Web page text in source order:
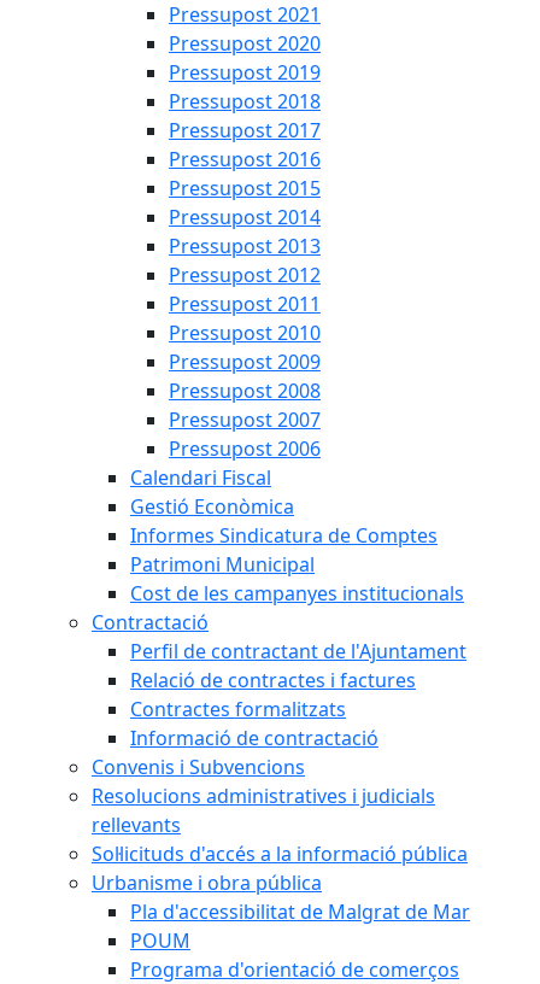
Pressupost 2021
Pressupost 2020
Pressupost 2019
Pressupost 2018
Pressupost 2017
Pressupost 2016
Pressupost 2015
Pressupost 2014
Pressupost 2013
Pressupost 2012
Pressupost 2011
Pressupost 2010
Pressupost 2009
Pressupost 2008
Pressupost 2007
Pressupost 2006
Calendari Fiscal
Gestió Econòmica
Informes Sindicatura de Comptes
Patrimoni Municipal
Cost de les campanyes institucionals
Contractació
Perfil de contractant de l'Ajuntament
Relació de contractes i factures
Contractes formalitzats
Informació de contractació
Convenis i Subvencions
Resolucions administratives i judicials
rellevants
Sol·licituds d'accés a la informació pública
Urbanisme i obra pública
Pla d'accessibilitat de Malgrat de Mar
POUM
Programa d'orientació de comerços